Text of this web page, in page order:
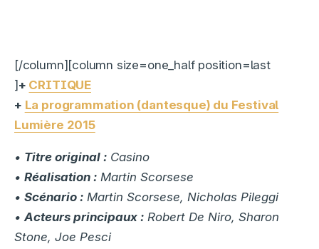
[/column][column size=one_half position=last
] + CRITIQUE
+ La programmation (dantesque) du Festival
Lumière 2015
• Titre original : Casino
• Réalisation : Martin Scorsese
• Scénario : Martin Scorsese, Nicholas Pileggi
•Acteurs principaux : Robert De Niro, Sharon
Stone, Joe Pesci